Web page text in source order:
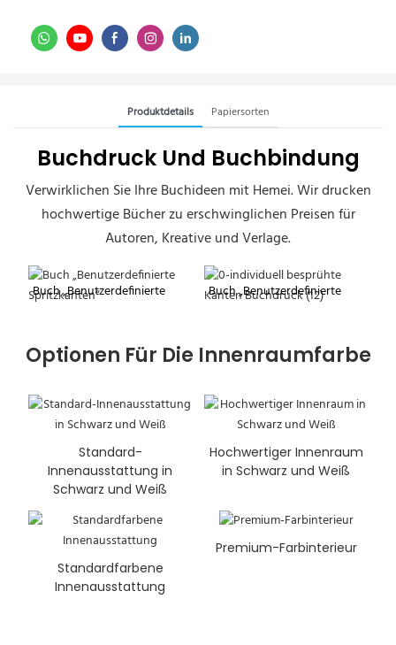
Produktdetails Papiersorten
Buchdruck Und Buchbindung
Verwirklichen Sie Ihre Buchideen mit Hemei. Wir drucken
hochwertige Bücher zu erschwinglichen Preisen für
Autoren, Kreative und Verlage.
Buch „Benutzerdefinierte
Buch „Benutzerdefinierte
Optionen Für Die Innenraumfarbe
Standard-
Innenausstattung in
Schwarz und Weiß
Hochwertiger Innenraum
in Schwarz und Weiß
Standardfarbene
Innenausstattung
Premium-Farbinterieur